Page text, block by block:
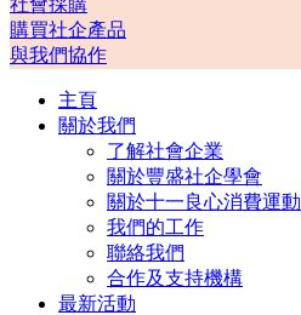
社會採購
購買社企產品
與我們協作
主頁
關於我們
了解社會企業
關於豐盛社企學會
關於十一良心消費運動
我們的工作
聯絡我們
合作及支持機構
最新活動